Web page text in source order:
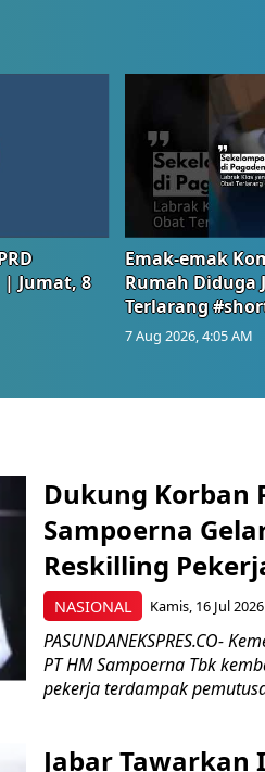
| Jumat, 8
Emak-emak
Rumah Diduga
Terlarang
7 Aug 2026, 4:05 AM
NASIONAL
Dukung Korban
Sampoerna
Reskilling
Kamis, 16 Jul
PASUNDANEKSPRES.CO-
PT HM Sampoerna Tbk
pekerja terdampak
Jabar Tawarkan